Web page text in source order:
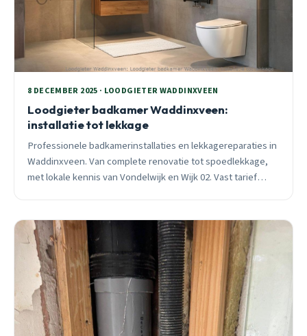
8 DECEMBER 2025 · LOODGIETER WADDINXVEEN
Loodgieter badkamer Waddinxveen:
installatie tot lekkage
Professionele badkamerinstallaties en lekkagereparaties in
Waddinxveen. Van complete renovatie tot spoedlekkage,
met lokale kennis van Vondelwijk en Wijk 02. Vast tarief